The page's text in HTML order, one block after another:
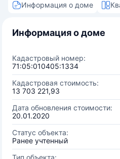
Информация о доме
Информация о доме
Кадастровый номер:
71:05:010405:1334
Кадастровая стоимость:
13 703 221,93
Дата обновления стоимости:
20.01.2020
Статус объекта:
Ранее учтенный
Тип объекта: